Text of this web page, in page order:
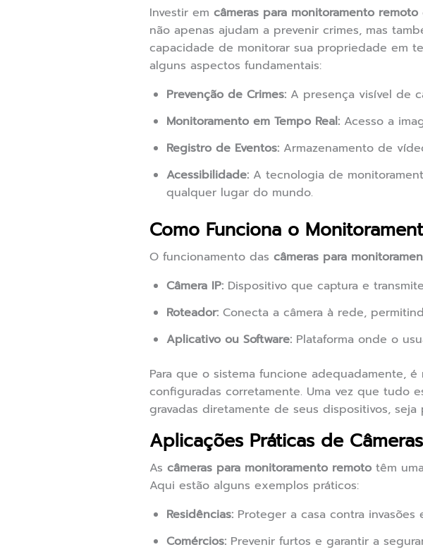
Investir em câmeras para monitoramento remoto
não apenas ajudam a prevenir crimes, mas
capacidade de monitorar sua propriedade em
alguns aspectos fundamentais:
Prevenção de Crimes: A presença visível de
Monitoramento em Tempo Real: Acesso a
Registro de Eventos: Armazenamento de
Acessibilidade: A tecnologia de
qualquer lugar do mundo.
Como Funciona o
O funcionamento das câmeras para
Câmera IP: Dispositivo que captura e
Roteador: Conecta a câmera à rede,
Aplicativo ou Software: Plataforma onde o
Para que o sistema funcione adequadamente,
configuradas corretamente. Uma vez que tudo
gravadas diretamente de seus dispositivos,
Aplicações Práticas de
As câmeras para monitoramento remoto têm
Aqui estão alguns exemplos práticos:
Residências: Proteger a casa contra
Comércios: Prevenir furtos e garantir a